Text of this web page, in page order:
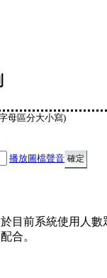
母區分大小寫)
播放圖檔聲音
目前系統使用人
合。